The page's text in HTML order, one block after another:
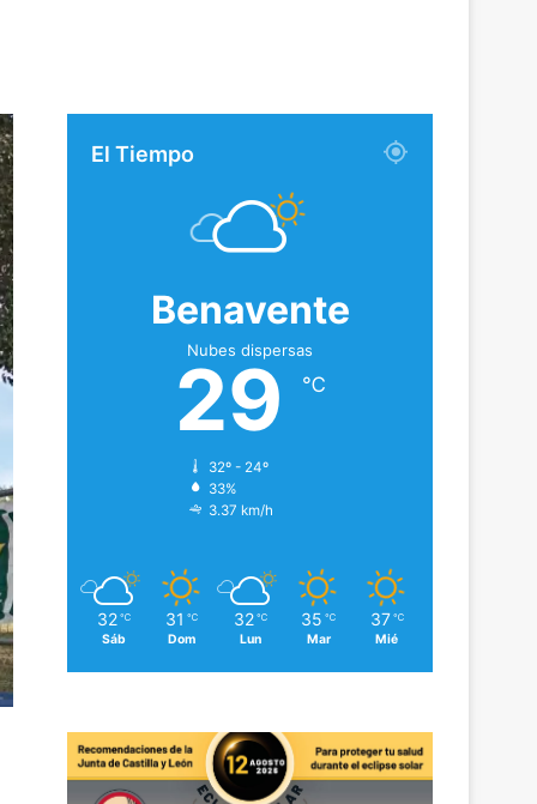
El Tiempo
Benavente
Nubes dispersas
29 ℃
32º - 24º
33%
3.37 km/h
32 ℃
Sáb
31 ℃
Dom
32 ℃
Lun
35 ℃
Mar
37 ℃
Mié